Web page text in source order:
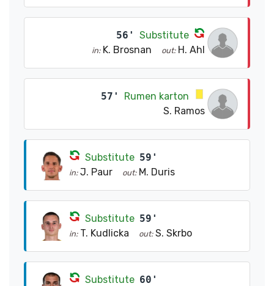
56' Substitute
in: K. Brosnan out: H. Ahl
57'
Rumen karton
S. Ramos
Substitute 59'
in: J. Paur out: M. Duris
Substitute 59'
in: T. Kudlicka out: S. Skrbo
Substitute 60'